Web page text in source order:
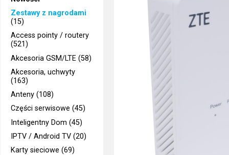
Zestawy z nagrodami
(15)
Access pointy / routery
(521)
Akcesoria GSM/LTE (58)
Akcesoria, uchwyty
(163)
Anteny (108)
Części serwisowe (45)
Inteligentny Dom (45)
IPTV / Android TV (20)
Karty sieciowe (69)